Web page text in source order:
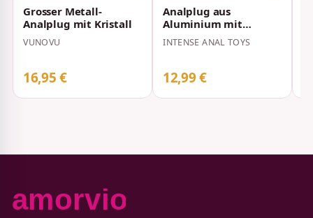
Grosser Metall-
Analplug mit Kristall
VUNOVU
16,95 €
Analplug aus
Aluminium mit
Blauem Kristall S 2,6 x
2,6 cm
INTENSE ANAL TOYS
12,99 €